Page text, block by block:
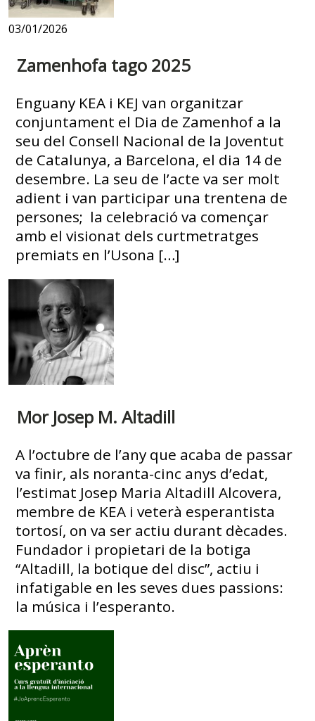
03/01/2026
Zamenhofa tago 2025
Enguany KEA i KEJ van organitzar
conjuntament el Dia de Zamenhof a la
seu del Consell Nacional de la Joventut
de Catalunya, a Barcelona, el dia 14 de
desembre. La seu de l’acte va ser molt
adient i van participar una trentena de
persones; la celebració va començar
amb el visionat dels curtmetratges
premiats en l’Usona […]
Mor Josep M. Altadill
A l’octubre de l’any que acaba de passar
va finir, als noranta-cinc anys d’edat,
l’estimat Josep Maria Altadill Alcovera,
membre de KEA i veterà esperantista
tortosí, on va ser actiu durant dècades.
Fundador i propietari de la botiga
“Altadill, la botique del disc”, actiu i
infatigable en les seves dues passions:
la música i l’esperanto.